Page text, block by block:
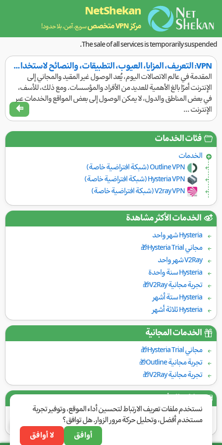
نستخدم ملفات تعريف الارتباط لتحسين أداء الموقع، وتوفير تجربة
مستخدم أفضل، وتحليل حركة مرور الزوار. هل توافق؟
أوافق
لا أوافق
NetShekan
مركز VPN متخصص سريع، آمن، بلا حدود!
The sale of all services is temporarily suspended.
VPN: التعريف، المزايا، العيوب، التطبيقات، والنصائح لاستخدام الإنترنت بحرية وأمان
المقدمة في عالم الاتصالات اليوم، يُعد الوصول غير المقيد والمجاني إلى
الإنترنت أمرًا بالغ الأهمية للعديد من الأفراد والمؤسسات. ومع ذلك، للأسف،
في بعض المناطق والدول، لا يمكن الوصول إلى بعض المواقع والخدمات عبر
الإنترنت ...
فئات الخدمات
الخدمات
Outline VPN (شبكة افتراضية خاصة)
Hysteria VPN (شبكة افتراضية خاصة)
V2ray VPN (شبكة افتراضية خاصة)
الخدمات الأكثر مشاهدة
Hysteria شهر واحد
مجاني Hysteria Trial🎁
V2Ray شهر واحد
Hysteria سنة واحدة
تجربة مجانية V2Ray🎁
Hysteria ستة أشهر
Hysteria ثلاثة أشهر
الخدمات المجانية
مجاني Hysteria Trial🎁
تجربة مجانية Outline🎁
تجربة مجانية V2Ray🎁
بوابات الدفع